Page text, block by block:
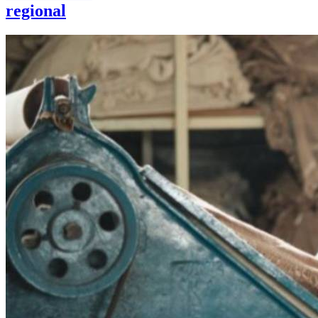
regional